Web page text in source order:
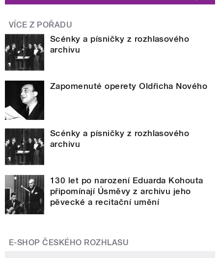
VÍCE Z POŘADU
Scénky a písničky z rozhlasového
archivu
Zapomenuté operety Oldřicha Nového
Scénky a písničky z rozhlasového
archivu
130 let po narození Eduarda Kohouta
připomínají Úsměvy z archivu jeho
pěvecké a recitační umění
E-SHOP ČESKÉHO ROZHLASU